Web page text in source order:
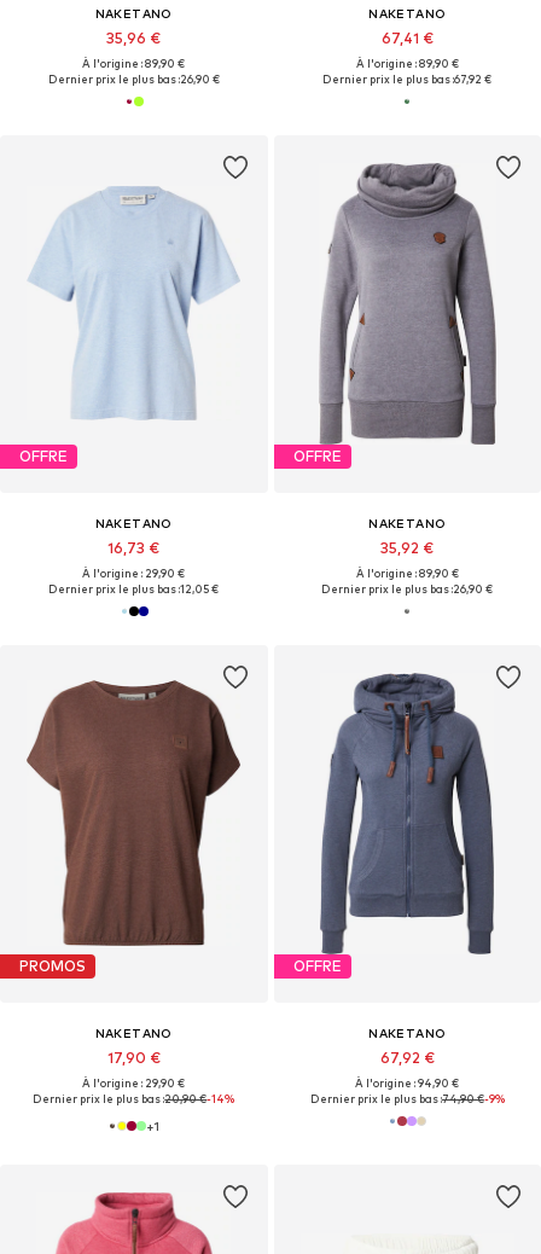
NAKETANO
35,96 €
À l'origine : 89,90 €
Dernier prix le plus bas :26,90 €
NAKETANO
67,41 €
À l'origine : 89,90 €
Dernier prix le plus bas :67,92 €
OFFRE
NAKETANO
16,73 €
À l'origine : 29,90 €
Dernier prix le plus bas :12,05 €
OFFRE
NAKETANO
35,92 €
À l'origine : 89,90 €
Dernier prix le plus bas :26,90 €
PROMOS
NAKETANO
17,90 €
À l'origine : 29,90 €
Dernier prix le plus bas :20,90 €-14%
+1
OFFRE
NAKETANO
67,92 €
À l'origine : 94,90 €
Dernier prix le plus bas :74,90 €-9%